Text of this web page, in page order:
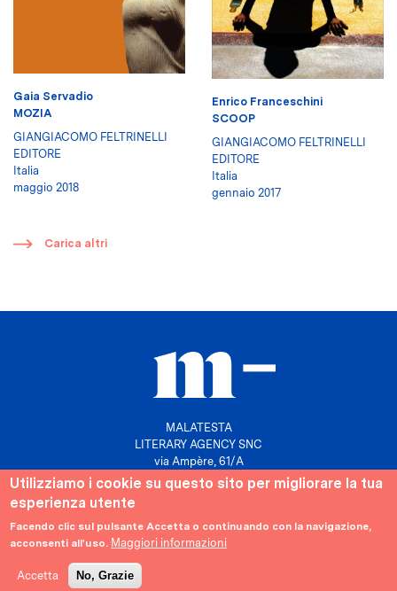
Gaia Servadio
MOZIA
GIANGIACOMO FELTRINELLI
EDITORE
Italia
maggio 2018
Enrico Franceschini
SCOOP
GIANGIACOMO FELTRINELLI
EDITORE
Italia
gennaio 2017
​ Carica altri
MALATESTA
LITERARY AGENCY SNC
via Ampère, 61/A
20131 Milano
info@agenziamalatesta.com
Privacy & Cookies
Utilizziamo i cookie su questo sito per migliorare la tua
esperienza utente
Facendo clic sul pulsante Accetta o continuando con la navigazione,
acconsenti all'uso. Maggiori informazioni
Accetta No, Grazie